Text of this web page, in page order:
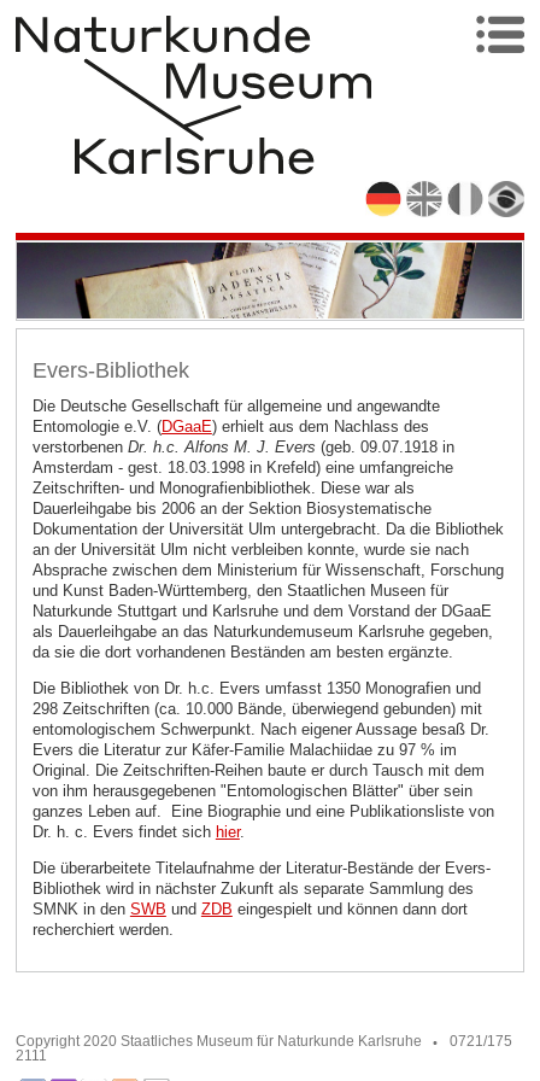
Evers-Bibliothek
Die Deutsche Gesellschaft für allgemeine und angewandte
Entomologie e.V. (DGaaE)erhielt aus dem Nachlass des
verstorbenen Dr. h.c. Alfons M. J. Evers (geb. 09.07.1918 in
Amsterdam - gest. 18.03.1998 in Krefeld) eine umfangreiche
Zeitschriften- und Monografienbibliothek. Diese war als
Dauerleihgabe bis 2006 an der Sektion Biosystematische
Dokumentation der Universität Ulm untergebracht. Da die Bibliothek
an der Universität Ulm nicht verbleiben konnte, wurde sie nach
Absprache zwischen dem Ministerium für Wissenschaft, Forschung
und Kunst Baden-Württemberg, den Staatlichen Museen für
Naturkunde Stuttgart und Karlsruhe und dem Vorstand der DGaaE
als Dauerleihgabe an das Naturkundemuseum Karlsruhe gegeben,
da sie die dort vorhandenen Beständen am besten ergänzte.
Die Bibliothek von Dr. h.c. Evers umfasst 1350 Monografien und
298 Zeitschriften (ca. 10.000 Bände, überwiegend gebunden) mit
entomologischem Schwerpunkt. Nach eigener Aussage besaß Dr.
Evers die Literatur zur Käfer-Familie Malachiidae zu 97 % im
Original. Die Zeitschriften-Reihen baute er durch Tausch mit dem
von ihm herausgegebenen "Entomologischen Blätter" über sein
ganzes Leben auf. Eine Biographie und eine Publikationsliste von
Dr. h. c. Evers findet sich hier.
Die überarbeitete Titelaufnahme der Literatur-Bestände der Evers-
Bibliothek wird in nächster Zukunft als separate Sammlung des
SMNK in den SWB und ZDB eingespielt und können dann dort
recherchiert werden.
Copyright 2020 Staatliches Museum für Naturkunde Karlsruhe
0721/175
2111